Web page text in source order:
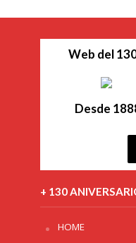
Web del
Desde
+ 130
HOME